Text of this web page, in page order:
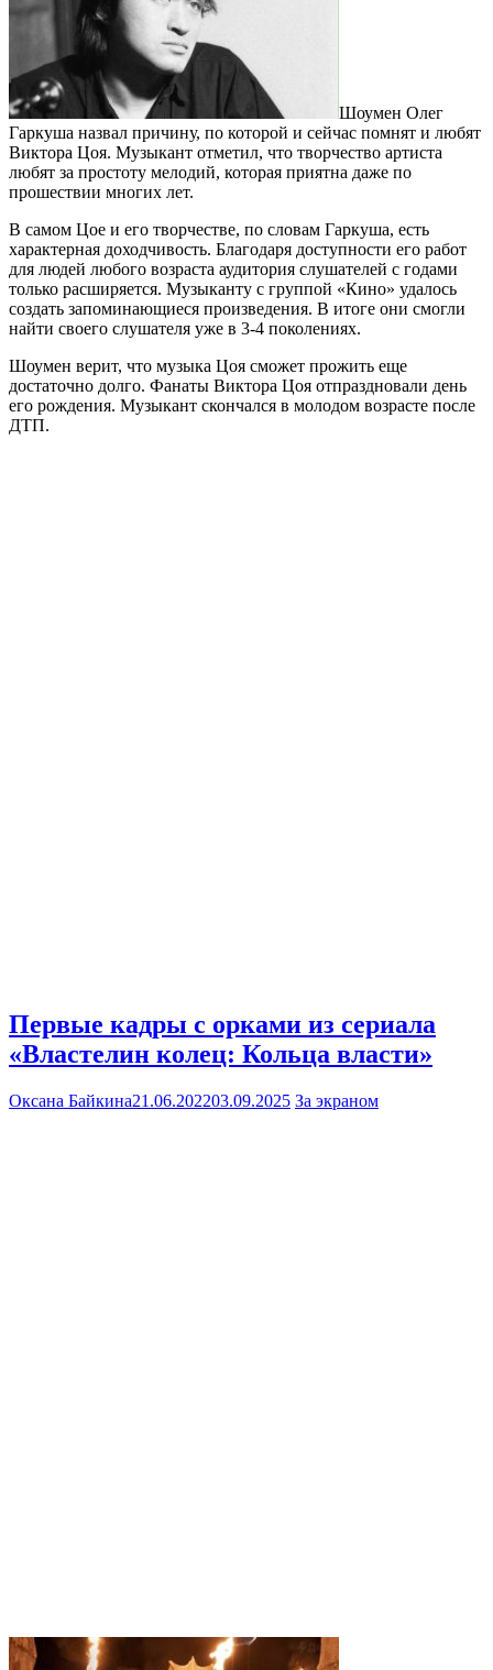
Шоумен Олег
Гаркуша назвал причину, по которой и сейчас помнят и любят
Виктора Цоя. Музыкант отметил, что творчество артиста
любят за простоту мелодий, которая приятна даже по
прошествии многих лет.
В самом Цое и его творчестве, по словам Гаркуша, есть
характерная доходчивость. Благодаря доступности его работ
для людей любого возраста аудитория слушателей с годами
только расширяется. Музыканту с группой «Кино» удалось
создать запоминающиеся произведения. В итоге они смогли
найти своего слушателя уже в 3-4 поколениях.
Шоумен верит, что музыка Цоя сможет прожить еще
достаточно долго. Фанаты Виктора Цоя отпраздновали день
его рождения. Музыкант скончался в молодом возрасте после
ДТП.
Первые кадры с орками из сериала
«Властелин колец: Кольца власти»
Оксана Байкина21.06.202203.09.2025 За экраном